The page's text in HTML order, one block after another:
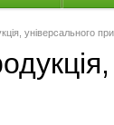
універсального